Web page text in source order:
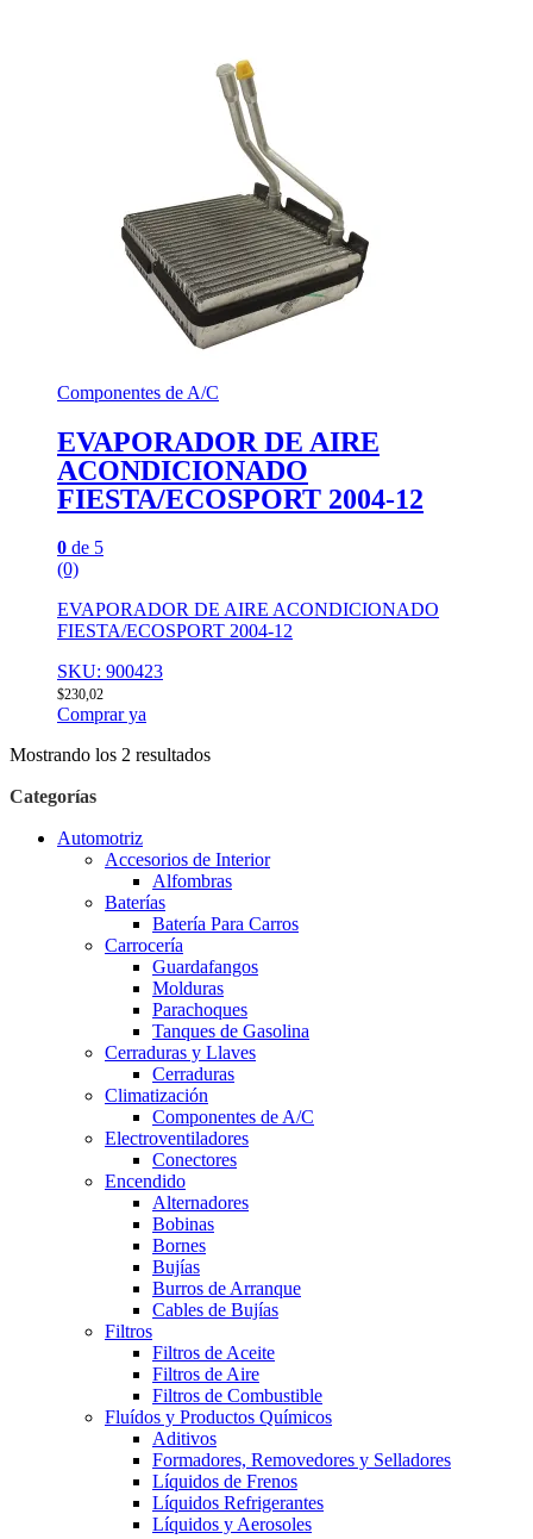
Componentes de A/C
EVAPORADOR DE AIRE
ACONDICIONADO
FIESTA/ECOSPORT 2004-12
0 de 5
(0)
EVAPORADOR DE AIRE ACONDICIONADO
FIESTA/ECOSPORT 2004-12
SKU: 900423
$230,02
Comprar ya
Mostrando los 2 resultados
Categorías
Automotriz
Accesorios de Interior
Alfombras
Baterías
Batería Para Carros
Carrocería
Guardafangos
Molduras
Parachoques
Tanques de Gasolina
Cerraduras y Llaves
Cerraduras
Climatización
Componentes de A/C
Electroventiladores
Conectores
Encendido
Alternadores
Bobinas
Bornes
Bujías
Burros de Arranque
Cables de Bujías
Filtros
Filtros de Aceite
Filtros de Aire
Filtros de Combustible
Fluídos y Productos Químicos
Aditivos
Formadores, Removedores y Selladores
Líquidos de Frenos
Líquidos Refrigerantes
Líquidos y Aerosoles